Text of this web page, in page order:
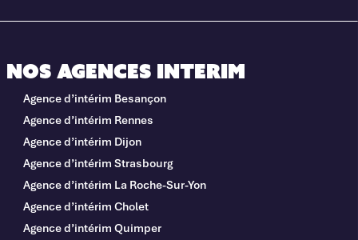
Nos agences interim
Agence d’intérim Besançon
Agence d’intérim Rennes
Agence d’intérim Dijon
Agence d’intérim Strasbourg
Agence d’intérim La Roche-Sur-Yon
Agence d’intérim Cholet
Agence d’intérim Quimper